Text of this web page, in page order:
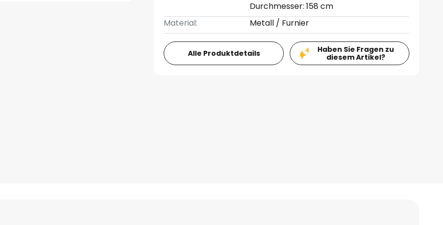
Durchmesser: 158 cm
Material:
Metall / Furnier
Alle Produktdetails
Haben Sie Fragen zu
diesem Artikel?